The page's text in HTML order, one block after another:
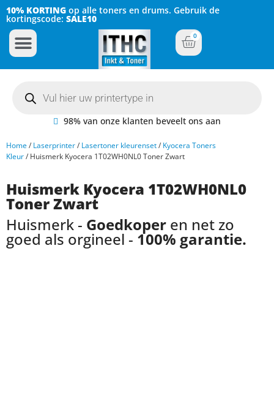
10% KORTING op alle toners en drums. Gebruik de
kortingscode: SALE10
0
98% van onze klanten beveelt ons aan
Home/ Laserprinter/ Lasertoner kleurenset/ Kyocera Toners
Kleur/ Huismerk Kyocera 1T02WH0NL0 Toner Zwart
Huismerk Kyocera 1T02WH0NL0
Toner Zwart
Huismerk - Goedkoper en net zo
goed als orgineel - 100% garantie.